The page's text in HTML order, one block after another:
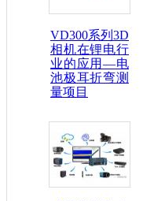
VD300系列3D
相机在锂电行
业的应用—电
池极耳折弯测
量项目